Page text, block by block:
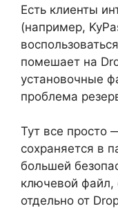
Есть клиенты
(например,
помешает на
установочные
проблема
Тут все просто
сохраняется в
большей
ключевой файл,
отдельно от